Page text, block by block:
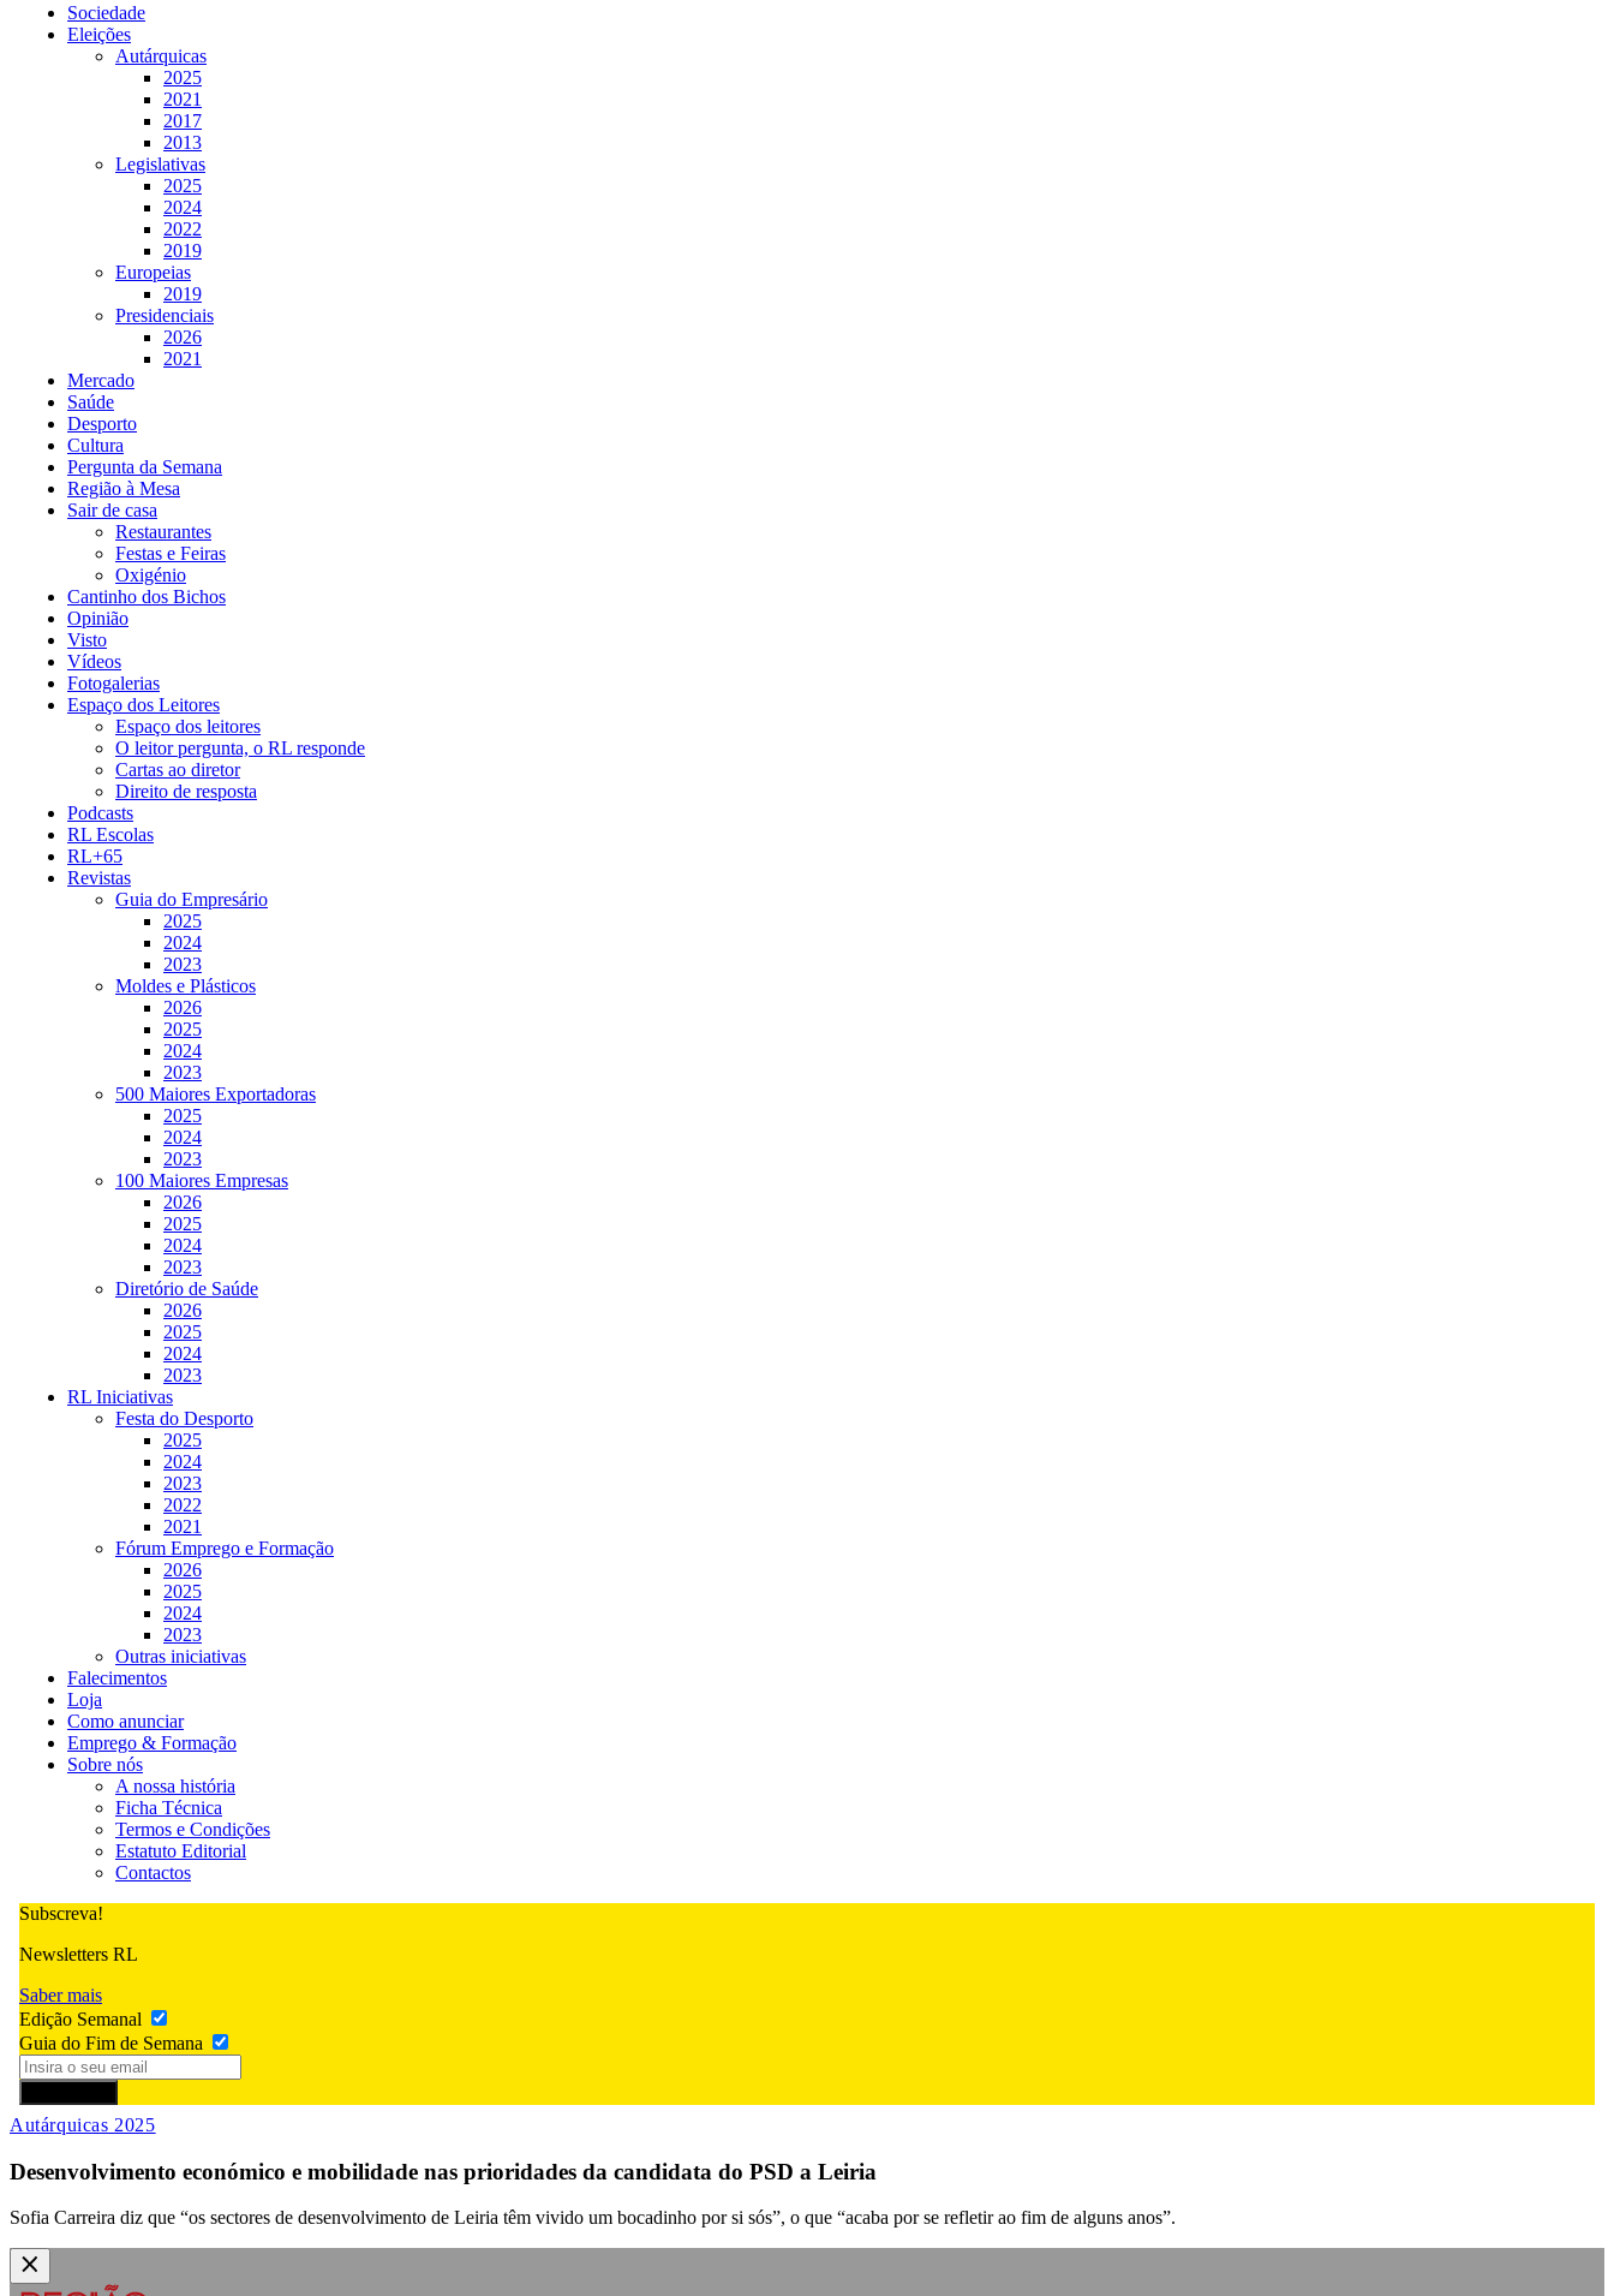
Sociedade
Eleições
Autárquicas
2025
2021
2017
2013
Legislativas
2025
2024
2022
2019
Europeias
2019
Presidenciais
2026
2021
Mercado
Saúde
Desporto
Cultura
Pergunta da Semana
Região à Mesa
Sair de casa
Restaurantes
Festas e Feiras
Oxigénio
Cantinho dos Bichos
Opinião
Visto
Vídeos
Fotogalerias
Espaço dos Leitores
Espaço dos leitores
O leitor pergunta, o RL responde
Cartas ao diretor
Direito de resposta
Podcasts
RL Escolas
RL+65
Revistas
Guia do Empresário
2025
2024
2023
Moldes e Plásticos
2026
2025
2024
2023
500 Maiores Exportadoras
2025
2024
2023
100 Maiores Empresas
2026
2025
2024
2023
Diretório de Saúde
2026
2025
2024
2023
RL Iniciativas
Festa do Desporto
2025
2024
2023
2022
2021
Fórum Emprego e Formação
2026
2025
2024
2023
Outras iniciativas
Falecimentos
Loja
Como anunciar
Emprego & Formação
Sobre nós
A nossa história
Ficha Técnica
Termos e Condições
Estatuto Editorial
Contactos
Subscreva!
Newsletters RL
Saber mais
Edição Semanal
Guia do Fim de Semana
Autárquicas 2025
Desenvolvimento económico e mobilidade nas prioridades da candidata do PSD a Leiria
Sofia Carreira diz que “os sectores de desenvolvimento de Leiria têm vivido um bocadinho por si sós”, o que “acaba por se refletir ao fim de alguns anos”.